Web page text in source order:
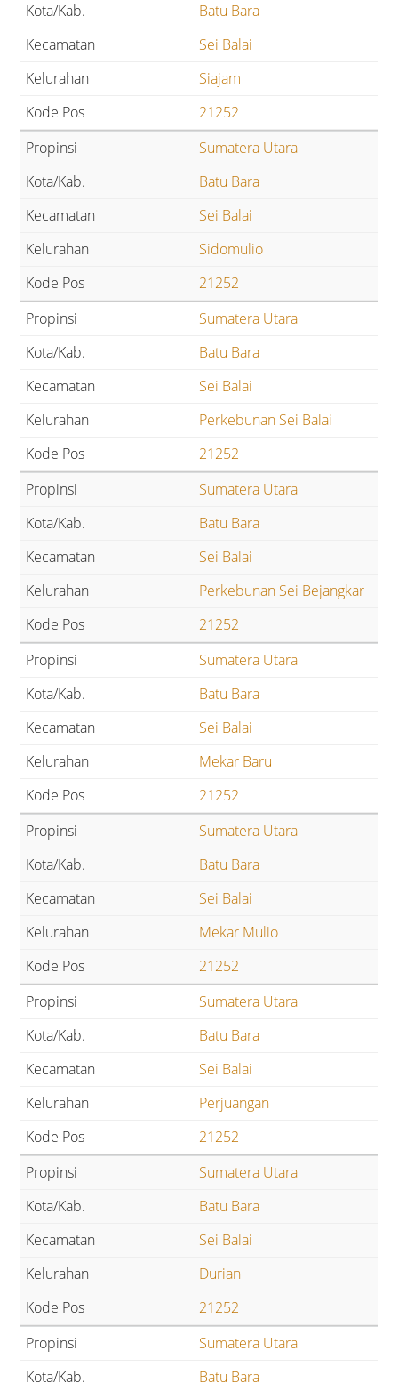
Batu Bara
Sei Balai
Siajam
21252
Sumatera Utara
Batu Bara
Sei Balai
Sidomulio
21252
Sumatera Utara
Batu Bara
Sei Balai
Perkebunan Sei Balai
21252
Sumatera Utara
Batu Bara
Sei Balai
Perkebunan Sei Bejangkar
21252
Sumatera Utara
Batu Bara
Sei Balai
Mekar Baru
21252
Sumatera Utara
Batu Bara
Sei Balai
Mekar Mulio
21252
Sumatera Utara
Batu Bara
Sei Balai
Perjuangan
21252
Sumatera Utara
Batu Bara
Sei Balai
Durian
21252
Sumatera Utara
Batu Bara